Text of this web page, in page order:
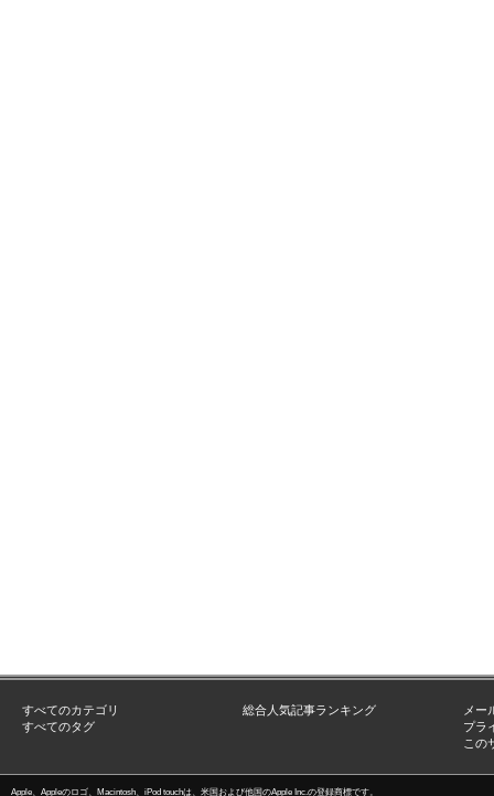
すべてのカテゴリ
すべてのタグ
総合人気記事ランキング
メー
プラ
この
Apple、Appleのロゴ、Macintosh、iPod touchは、米国および他国のApple Inc.の登録商標です。